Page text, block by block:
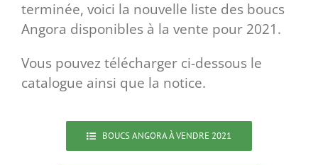
terminée, voici la nouvelle liste des boucs
Angora disponibles à la vente pour 2021.
Vous pouvez télécharger ci-dessous le
catalogue ainsi que la notice.
BOUCS ANGORA À VENDRE 2021